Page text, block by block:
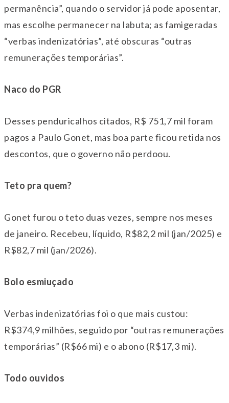
permanência”, quando o servidor já pode aposentar,
mas escolhe permanecer na labuta; as famigeradas
“verbas indenizatórias”, até obscuras “outras
remunerações temporárias”.
Naco do PGR
Desses penduricalhos citados, R$ 751,7 mil foram
pagos a Paulo Gonet, mas boa parte ficou retida nos
descontos, que o governo não perdoou.
Teto pra quem?
Gonet furou o teto duas vezes, sempre nos meses
de janeiro. Recebeu, líquido, R$82,2 mil (jan/2025) e
R$82,7 mil (jan/2026).
Bolo esmiuçado
Verbas indenizatórias foi o que mais custou:
R$374,9 milhões, seguido por “outras remunerações
temporárias” (R$66 mi) e o abono (R$17,3 mi).
Todo ouvidos